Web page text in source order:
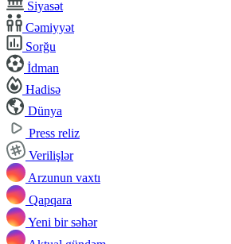
Siyasət
Cəmiyyət
Sorğu
İdman
Hadisə
Dünya
Press reliz
Verilişlər
Arzunun vaxtı
Qapqara
Yeni bir səhər